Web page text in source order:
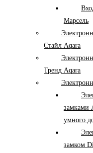
Марсель
Стайл Aqara
Тренд Aqara
замками
умного
замком